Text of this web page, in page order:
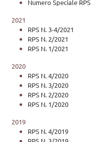
Numero Speciale RPS
2021
RPS N. 3-4/2021
RPS N. 2/2021
RPS N. 1/2021
2020
RPS N. 4/2020
RPS N. 3/2020
RPS N. 2/2020
RPS N. 1/2020
2019
RPS N. 4/2019